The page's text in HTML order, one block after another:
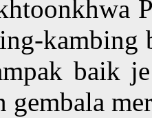
kambing
baik
gembala